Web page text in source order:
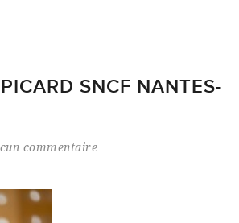
SNCF NANTES-
commentaire